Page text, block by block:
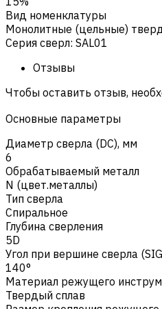
Вид номенклатуры
Монолитные (цельные)
Серия сверл: SAL01
Отзывы
Чтобы оставить отзыв,
Основные параметры
Диаметр сверла (DC), мм
6
Обрабатываемый металл
N (цвет.металлы)
Тип сверла
Спиральное
Глубина сверления
5D
Угол при вершине сверла
140°
Материал режущего
Твердый сплав